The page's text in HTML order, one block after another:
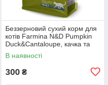
Беззерновий сухий корм для
котів Farmina N&D Pumpkin
Duck&Cantaloupe, качка та
диня, 0.3 кг
В наявності
300 ₴